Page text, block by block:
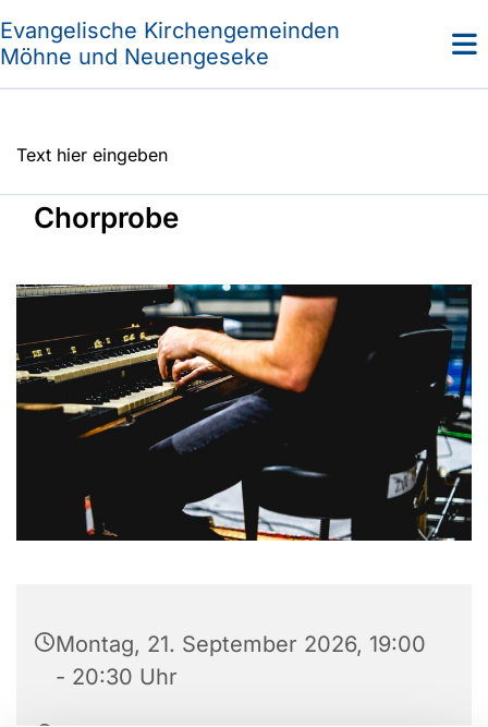
Evangelische Kirchengemeinden
Möhne und Neuengeseke
Text hier eingeben
Chorprobe
Montag, 21. September 2026, 19:00
- 20:30 Uhr